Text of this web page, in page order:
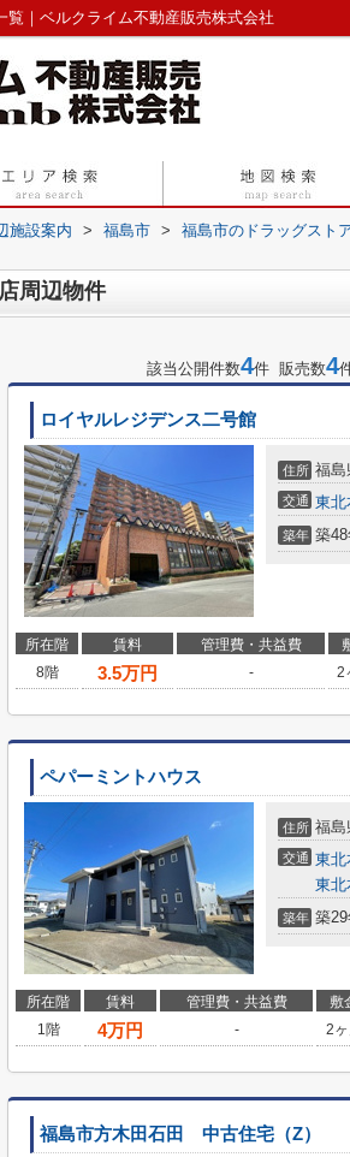
｜ベルクライム不動産販売株式会社
施設案内 > 福島市 > 福島市のドラッグスト
周辺物件
該当公開件数4件 販売数4
ロイヤルレジデンス二号館
住所 福島
交通 東北
築年 築
所在階 賃料 管理費・共益費
8階
3.5万円 - 2
ペパーミントハウス
住所 福島
交通 東北
東北
築年 築
所在階 賃料 管理費・共益費 敷
1階
4万円 - 2ヶ
福島市方木田石田 中古住宅（Z）